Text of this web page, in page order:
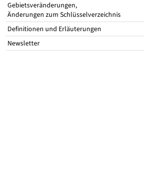
Gebietsveränderungen,
Änderungen zum Schlüsselverzeichnis
Definitionen und Erläuterungen
Newsletter